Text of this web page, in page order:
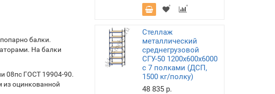
балки.
На балки
08пс ГОСТ 19904-90.
из оцинкованной
Стеллаж
металлический
среднегрузовой
СГУ-50 1200х600х6000
с 7 полками (ДСП,
1500 кг/полку)
48 835 р.